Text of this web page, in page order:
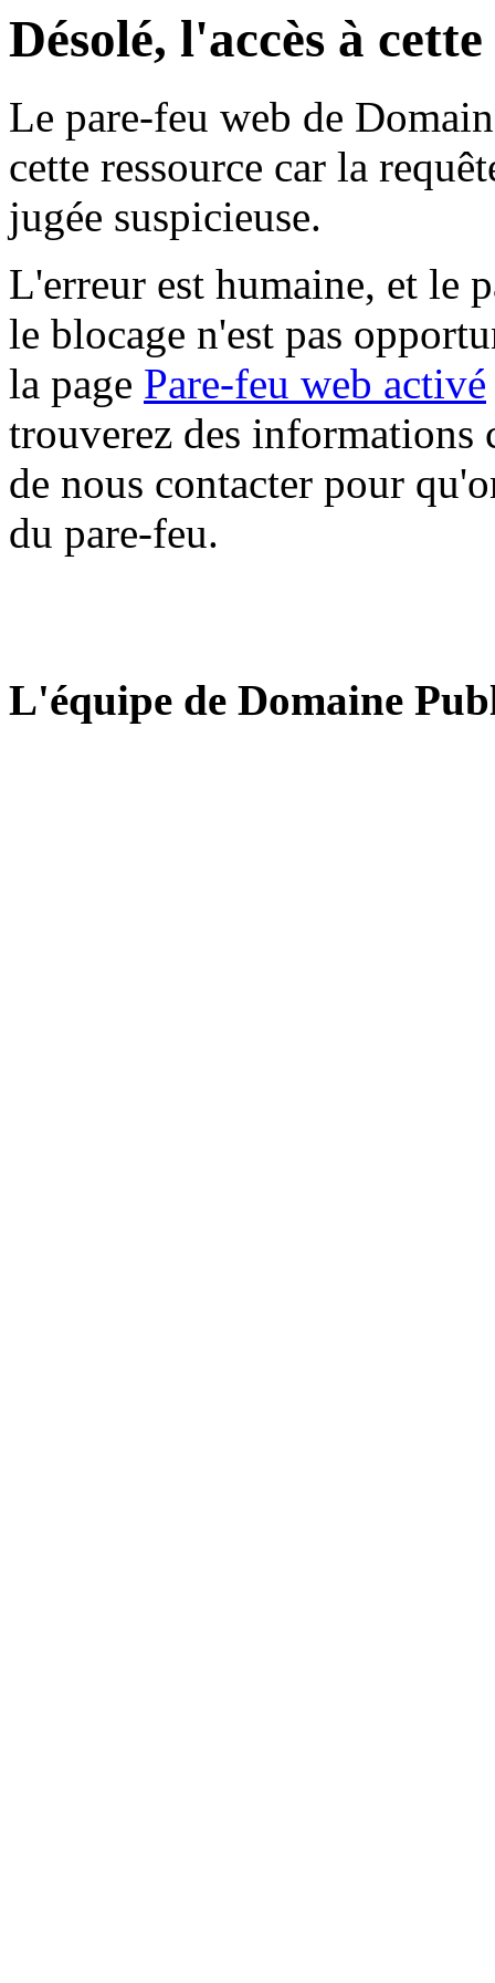
Désolé, l'accès à
Le pare-feu web de
cette ressource car la
jugée suspicieuse.
L'erreur est humaine, et le
le blocage n'est pas
la page Pare-feu web activé
trouverez des informations
de nous contacter pour
du pare-feu.
L'équipe de Domaine